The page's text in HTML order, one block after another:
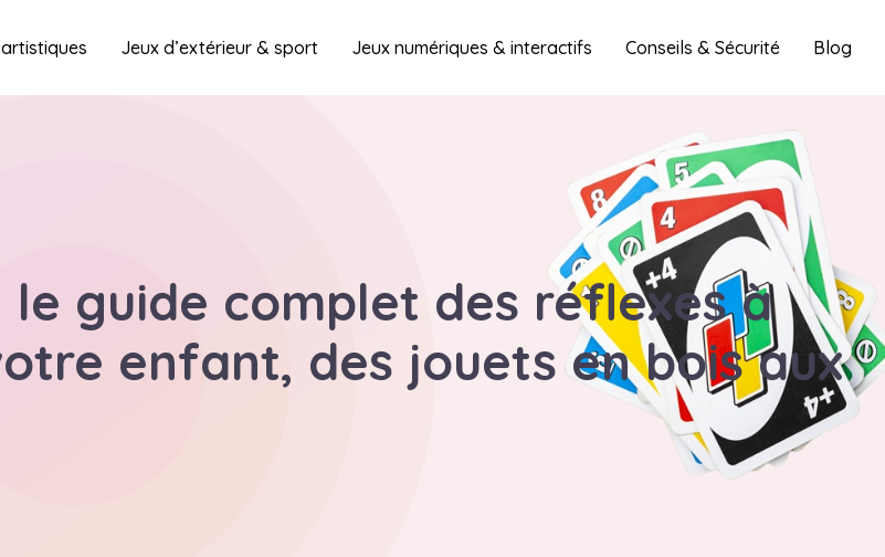
Jeux d’extérieur & sport Jeux numériques & interactifs Conseils & Sécurité Blog
guide complet des réflexes à
enfant, des jouets en bois aux